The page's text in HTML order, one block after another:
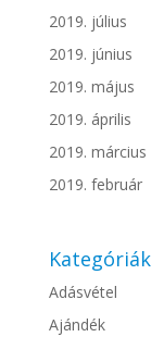
2019. július
2019. június
2019. május
2019. április
2019. március
2019. február
Kategóriák
Adásvétel
Ajándék